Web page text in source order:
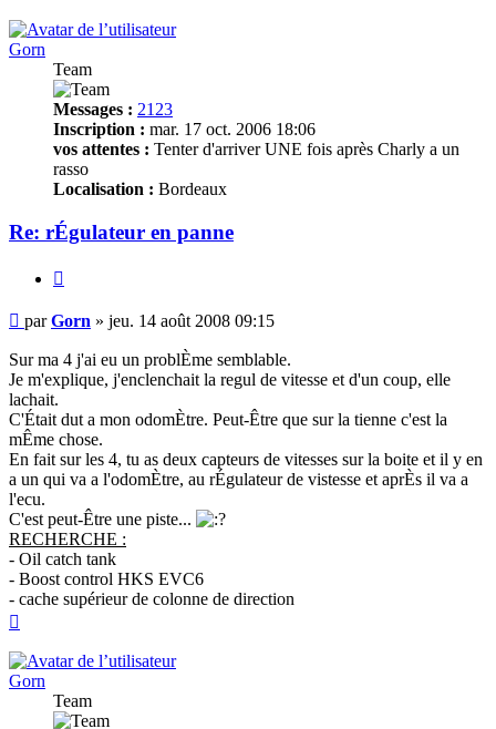
Gorn
Team
Messages : 2123
Inscription : mar. 17 oct. 2006 18:06
vos attentes : Tenter d'arriver UNE fois après Charly a un
rasso
Localisation : Bordeaux
Re: rÉgulateur en panne
Message
non
lu
parGorn » jeu. 14 août 2008 09:15
Sur ma 4 j'ai eu un problÈme semblable.
Je m'explique, j'enclenchait la regul de vitesse et d'un coup, elle
lachait.
C'Était dut a mon odomÈtre. Peut-Être que sur la tienne c'est la
mÊme chose.
En fait sur les 4, tu as deux capteurs de vitesses sur la boite et il y en
a un qui va a l'odomÈtre, au rÉgulateur de vistesse et aprÈs il va a
l'ecu.
C'est peut-Être une piste...
RECHERCHE :
- Oil catch tank
- Boost control HKS EVC6
- cache supérieur de colonne de direction
Gorn
Team